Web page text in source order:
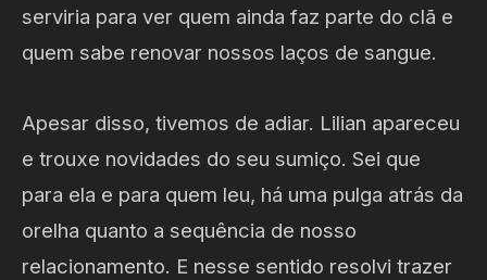
serviria para ver quem ainda faz parte do clã e
quem sabe renovar nossos laços de sangue.
Apesar disso, tivemos de adiar. Lilian apareceu
e trouxe novidades do seu sumiço. Sei que
para ela e para quem leu, há uma pulga atrás da
orelha quanto a sequência de nosso
relacionamento. E nesse sentido resolvi trazer